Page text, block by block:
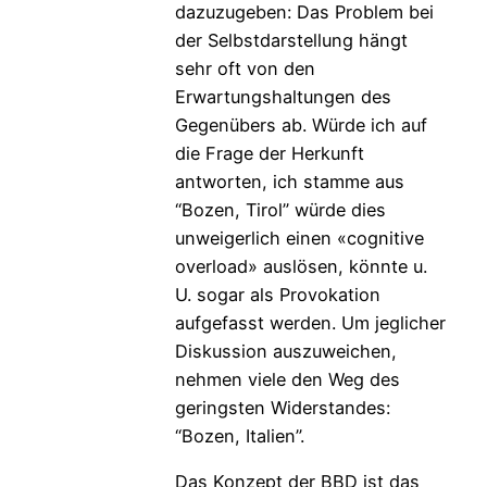
dazuzugeben: Das Problem bei
der Selbstdarstellung hängt
sehr oft von den
Erwartungshaltungen des
Gegenübers ab. Würde ich auf
die Frage der Herkunft
antworten, ich stamme aus
“Bozen, Tirol” würde dies
unweigerlich einen «cognitive
overload» auslösen, könnte u.
U. sogar als Provokation
aufgefasst werden. Um jeglicher
Diskussion auszuweichen,
nehmen viele den Weg des
geringsten Widerstandes:
“Bozen, Italien”.
Das Konzept der BBD ist das